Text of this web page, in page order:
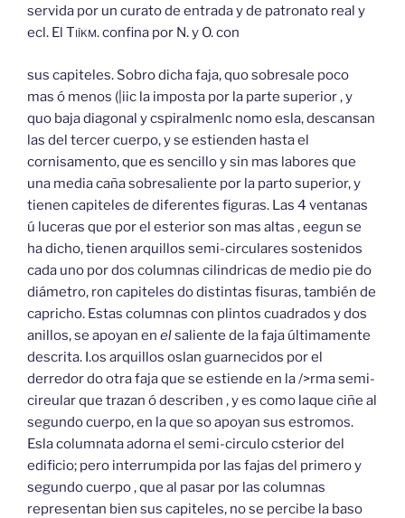
servida por un curato de entrada y de patronato real y
ecl. El Tiíkm.confina por N. y O. con
sus capiteles. Sobro dicha faja, quo sobresale poco
mas ó menos (|iic la imposta por la parte superior , y
quo baja diagonal y cspiralmenlc nomo esla, descansan
las del tercer cuerpo, y se estienden hasta el
cornisamento, que es sencillo y sin mas labores que
una media caña sobresaliente por la parto superior, y
tienen capiteles de diferentes figuras. Las 4 ventanas
ú luceras que por el esterior son mas altas , eegun se
ha dicho, tienen arquillos semi-circulares sostenidos
cada uno por dos columnas cilindricas de medio pie do
diámetro, ron capiteles do distintas fisuras, también de
capricho. Estas columnas con plintos cuadrados y dos
anillos, se apoyan en elsaliente de la faja últimamente
descrita. I.os arquillos oslan guarnecidos por el
derredor do otra faja que se estiende en la />rma semi-
cireular que trazan ó describen , y es como laque ciñe al
segundo cuerpo, en la que so apoyan sus estromos.
Esla columnata adorna el semi-circulo csterior del
edificio; pero interrumpida por las fajas del primero y
segundo cuerpo , que al pasar por las columnas
representan bien sus capiteles, no se percibe la baso